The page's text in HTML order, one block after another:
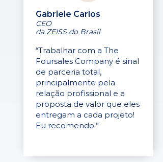
Gabriele Carlos
CEO
da ZEISS do Brasil
“Trabalhar com a The
Foursales Company é sinal
de parceria total,
principalmente pela
relação profissional e a
proposta de valor que eles
entregam a cada projeto!
Eu recomendo.”